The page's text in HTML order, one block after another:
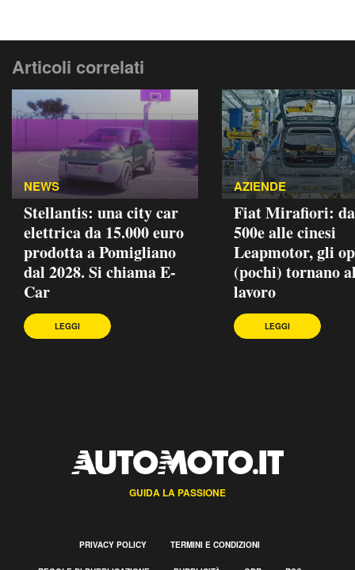
Articoli correlati
NEWS
Stellantis: una city car
elettrica da 15.000 euro
prodotta a Pomigliano
dal 2028. Si chiama E-
Car
LEGGI
AZIENDE
Fiat Mirafiori:
500e alle cinesi
Leapmotor, gli
(pochi) tornano
lavoro
LEGGI
GUIDA LA PASSIONE
PRIVACY POLICY TERMINI E CONDIZIONI